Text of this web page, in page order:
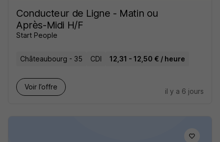
Conducteur de Ligne - Matin ou
Après-Midi H/F
Start People
Châteaubourg - 35 CDI 12,31 - 12,50 € / heure
Voir l’offre
il y a 6 jours